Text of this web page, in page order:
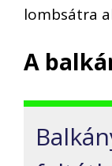
lombsátra
A